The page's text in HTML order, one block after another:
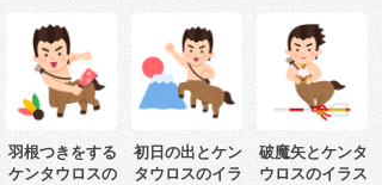
日15时29分49秒-mvkpkqak2.com」の
検索結果
羽根つきをする
ケンタウロスの
初日の出とケン
タウロスのイラ
破魔矢とケンタ
ウロスのイラス